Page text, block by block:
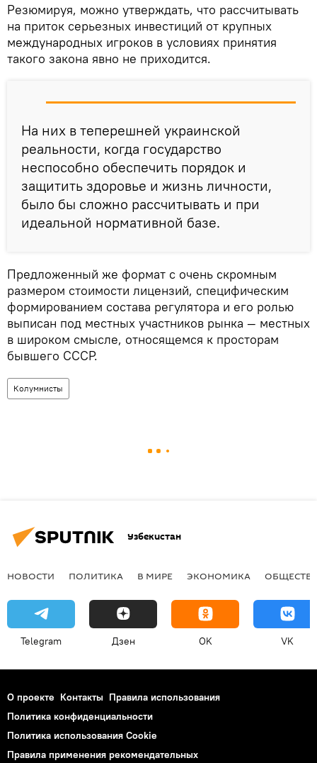
Резюмируя, можно утверждать, что рассчитывать
на приток серьезных инвестиций от крупных
международных игроков в условиях принятия
такого закона явно не приходится.
На них в теперешней украинской
реальности, когда государство
неспособно обеспечить порядок и
защитить здоровье и жизнь личности,
было бы сложно рассчитывать и при
идеальной нормативной базе.
Предложенный же формат с очень скромным
размером стоимости лицензий, специфическим
формированием состава регулятора и его ролью
выписан под местных участников рынка — местных
в широком смысле, относящемся к просторам
бывшего СССР.
Колумнисты
Узбекистан
НОВОСТИ ПОЛИТИКА В МИРЕ ЭКОНОМИКА
Telegram Дзен OK VK
О проекте Контакты Правила использования
Политика конфиденциальности
Политика использования Cookie
Правила применения рекомендательных